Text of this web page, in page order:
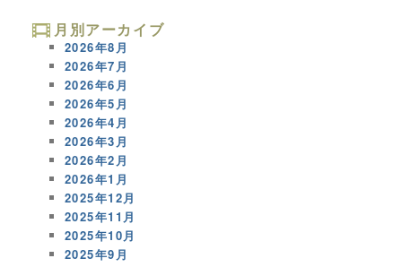
月別アーカイブ
2026年8月
2026年7月
2026年6月
2026年5月
2026年4月
2026年3月
2026年2月
2026年1月
2025年12月
2025年11月
2025年10月
2025年9月